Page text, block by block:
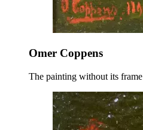
Omer Coppens
The painting without its frame